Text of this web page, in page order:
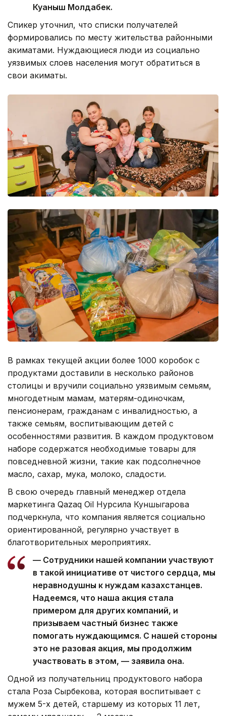
Куаныш Молдабек.
Спикер уточнил, что списки получателей
формировались по месту жительства районными
акиматами. Нуждающиеся люди из социально
уязвимых слоев населения могут обратиться в
свои акиматы.
В рамках текущей акции более 1000 коробок с
продуктами доставили в несколько районов
столицы и вручили социально уязвимым семьям,
многодетным мамам, матерям-одиночкам,
пенсионерам, гражданам с инвалидностью, а
также семьям, воспитывающим детей с
особенностями развития. В каждом продуктовом
наборе содержатся необходимые товары для
повседневной жизни, такие как подсолнечное
масло, сахар, мука, молоко, сладости.
В свою очередь главный менеджер отдела
маркетинга Qazaq Oil Нурсила Куншыгарова
подчеркнула, что компания является социально
ориентированной, регулярно участвует в
благотворительных мероприятиях.
— Сотрудники нашей компании участвуют
в такой инициативе от чистого сердца, мы
неравнодушны к нуждам казахстанцев.
Надеемся, что наша акция стала
примером для других компаний, и
призываем частный бизнес также
помогать нуждающимся. С нашей стороны
это не разовая акция, мы продолжим
участвовать в этом, — заявила она.
Одной из получательниц продуктового набора
стала Роза Сырбекова, которая воспитывает с
мужем 5-х детей, старшему из которых 11 лет,